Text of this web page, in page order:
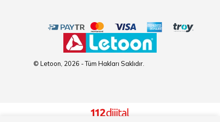
© Letoon, 2026 - Tüm Hakları Saklıdır.